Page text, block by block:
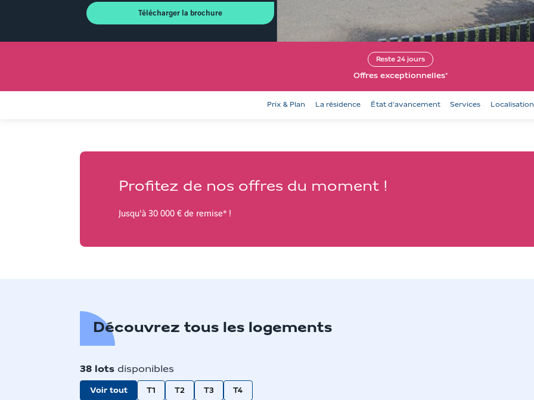
Télécharger la brochure
Reste 24 jours
Offres exceptionnelles*
Prix & Plan La résidence État d'avancement Services Localisation
Profitez de nos offres du moment !
Jusqu'à 30 000 € de remise* !
Découvrez tous les logements
38 lots disponibles
Voir tout T1 T2 T3 T4